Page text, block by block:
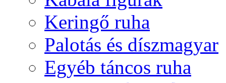
Keringő ruha
Palotás és díszmagyar
Egyéb táncos ruha